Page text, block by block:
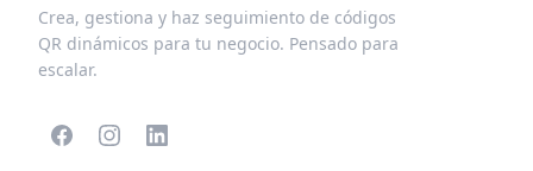
Crea, gestiona y haz seguimiento de códigos
QR dinámicos para tu negocio. Pensado para
escalar.